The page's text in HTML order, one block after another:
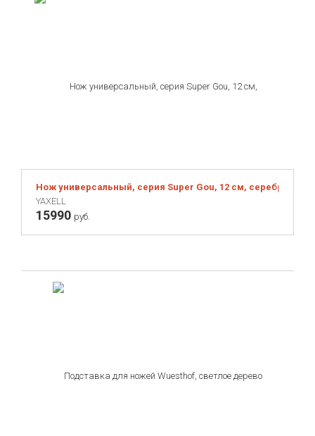
Нож универсальный, серия Super Gou, 12 см, серебристый
YAXELL
15990 руб.